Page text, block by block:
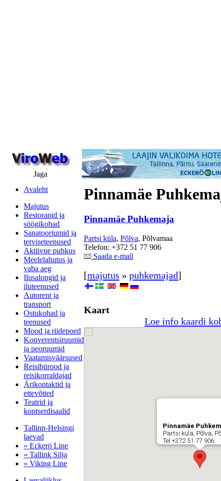
Jaga
Avaleht
Majutus
Restoranid ja
söögikohad
Sanatooriumid ja
terviseteenused
Aktiivne puhkus
Meelelahutus ja
vaba aeg
Ilusalongid ja
iluteenused
Autorent ja
transport
Ostukohad ja
teenused
Mood ja riidepoed
Konverentsiruumid
ja peoruumid
Vaatamisväärsused
Reisibürood ja
reisikorraldajad
Ärikontaktid ja
ettevõtted
Teatrid ja
kontserdisaalid
Tallinn-Helsingi
laevad
» Eckerö Line
» Tallink Silja
» Viking Line
Pinnamäe
Pinnamäe Puhkemaja
Partsi küla, Põlva, Põlvamaa
Telefon: +372 51 77 906
Saada e-mail
[majutus » puhkemajad]
Kaart
Loe info kaardi
Pinnamäe
Partsi küla, Põlva,
Tel +372 51 77 906